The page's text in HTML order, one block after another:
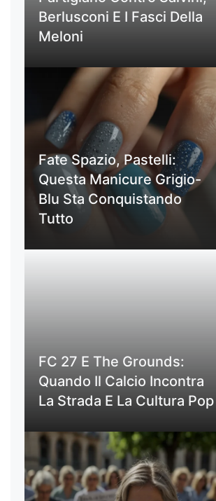
Berlusconi E I Fasci Della
Meloni
Fate Spazio, Pastelli:
Questa Manicure Grigio-
Blu Sta Conquistando
Tutto
FC 27 E The Grounds:
Quando Il Calcio Incontra
La Strada E La Cultura Pop